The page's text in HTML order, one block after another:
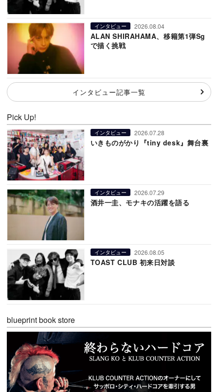
インタビュー 2026.08.04
ALAN SHIRAHAMA、移籍第1弾Sg
で描く挑戦
インタビュー記事一覧
Pick Up!
インタビュー 2026.07.28
いきものがかり『tiny desk』舞台裏
インタビュー 2026.07.29
酒井一圭、モナキの活躍を語る
インタビュー 2026.08.05
TOAST CLUB 初来日対談
blueprint book store